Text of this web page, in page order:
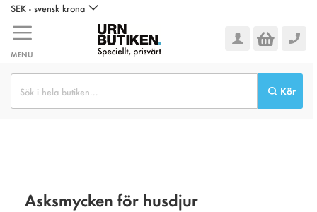
Hoppa
innehållet
SEK - svensk krona
MENU
Kör
Asksmycken för husdjur